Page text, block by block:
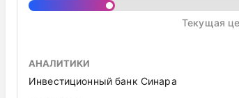
Текущая
АНАЛИТИКИ
Инвестиционный банк Синара